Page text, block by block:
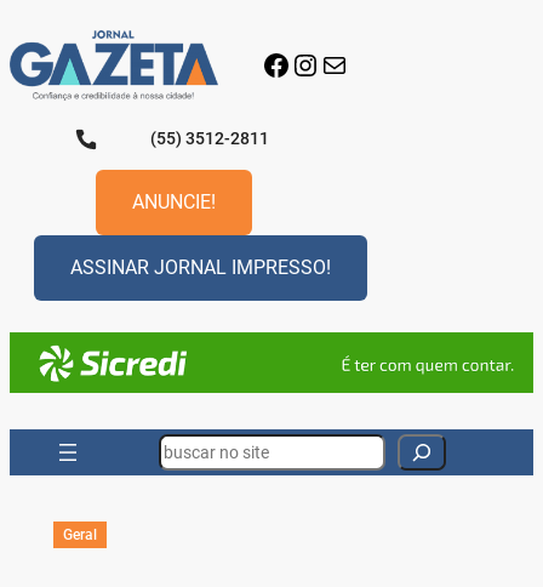
para
o
conteúdo
Facebook
Instagram
E-mail
(55) 3512-2811
ANUNCIE!
ASSINAR JORNAL IMPRESSO!
Search
Geral